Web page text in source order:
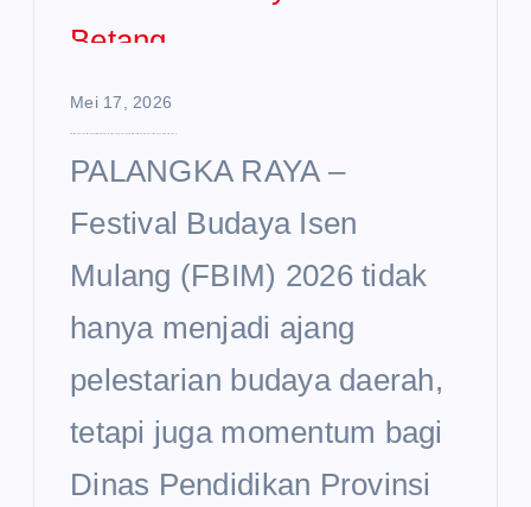
Mei 17, 2026
PALANGKA RAYA –
Festival Budaya Isen
Mulang (FBIM) 2026 tidak
hanya menjadi ajang
pelestarian budaya daerah,
tetapi juga momentum bagi
Dinas Pendidikan Provinsi